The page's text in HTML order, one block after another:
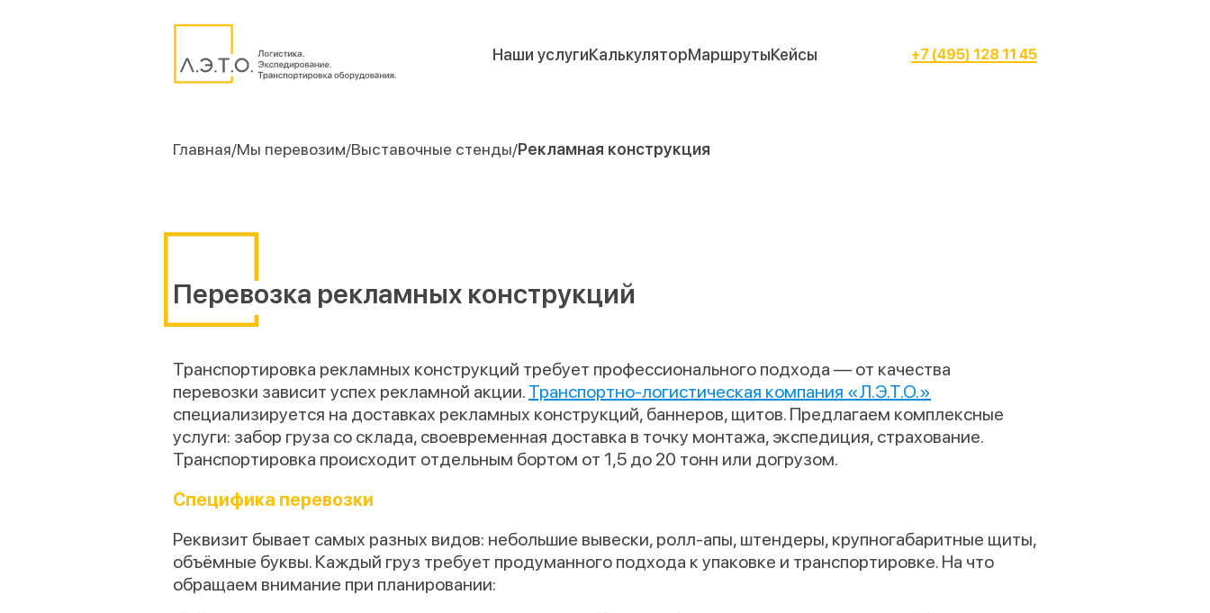
Наши услугиКалькуляторМаршрутыКейсы +7 (495) 128 11 45
Главная Мы перевозим Выставочные стенды Рекламная конструкция
Перевозка рекламных конструкций
Транспортировка рекламных конструкций требует профессионального подхода — от качества
перевозки зависит успех рекламной акции. Транспортно-логистическая компания «Л.Э.Т.О.»
специализируется на доставках рекламных конструкций, баннеров, щитов. Предлагаем комплексные
услуги: забор груза со склада, своевременная доставка в точку монтажа, экспедиция, страхование.
Транспортировка происходит отдельным бортом от 1,5 до 20 тонн или догрузом.
Специфика перевозки
Реквизит бывает самых разных видов: небольшие вывески, ролл-апы, штендеры, крупногабаритные щиты,
объёмные буквы. Каждый груз требует продуманного подхода к упаковке и транспортировке. На что
обращаем внимание при планировании: